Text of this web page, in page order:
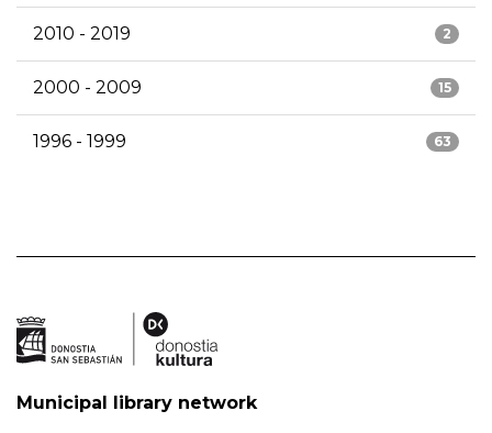
2
2010 - 2019
15
2000 - 2009
63
1996 - 1999
Municipal library network